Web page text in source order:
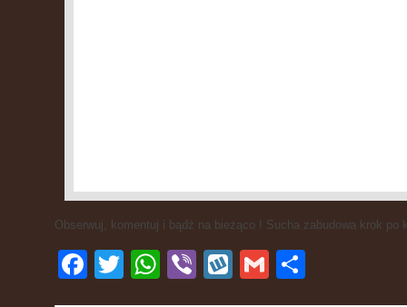
Obserwuj, komentuj i bądź na bieżąco ! Sucha zabudowa krok po
Facebook
Twitter WhatsApp
Viber WykopGmail